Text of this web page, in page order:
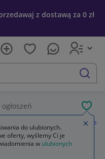
z dostawą za 0 zł
szukaj
ogłoszeń
Microsoft Xbox One
do ulubionych.
oferty, wyślemy Ci je
w ulubionych